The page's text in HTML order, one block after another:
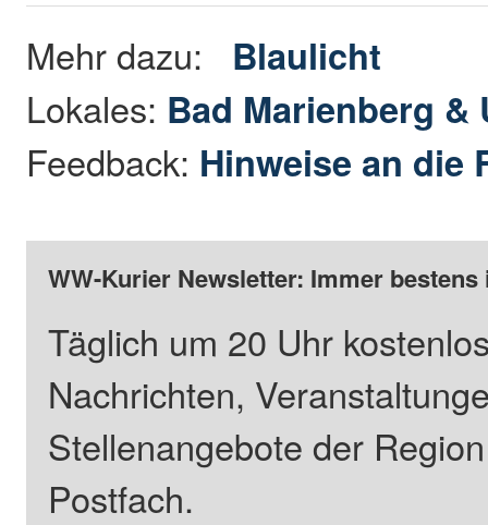
Mehr dazu: Blaulicht
Lokales: Bad Marienberg &
Feedback: Hinweise an die
WW-Kurier Newsletter: Immer
Täglich um 20 Uhr
Nachrichten,
Stellenangebote der
Postfach.